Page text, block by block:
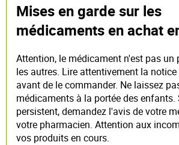
Mises en garde sur les
médicaments en achat
Attention, le médicament n'est pas un
les autres. Lire attentivement la
avant de le commander. Ne laissez
médicaments à la portée des
persistent, demandez l'avis de votre
votre pharmacien. Attention aux
vos produits en cours.